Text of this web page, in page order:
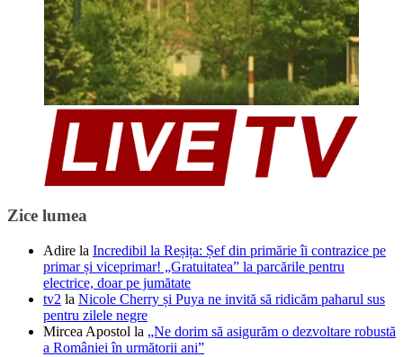
Zice lumea
Adire la Incredibil la Reșița: Șef din primărie îi contrazice pe
primar și viceprimar! „Gratuitatea” la parcările pentru
electrice, doar pe jumătate
tv2 la Nicole Cherry și Puya ne invită să ridicăm paharul sus
pentru zilele negre
Mircea Apostol la „Ne dorim să asigurăm o dezvoltare robustă
a României în următorii ani”